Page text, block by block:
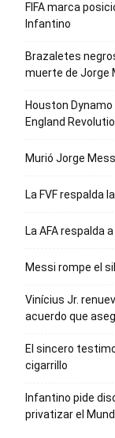
FIFA marca
Infantino
Brazaletes
muerte de Jorge
Houston
England
Murió Jorge
La FVF respalda
La AFA respalda
Messi rompe el
Vinícius Jr.
acuerdo que
El sincero
cigarrillo
Infantino pide
privatizar el